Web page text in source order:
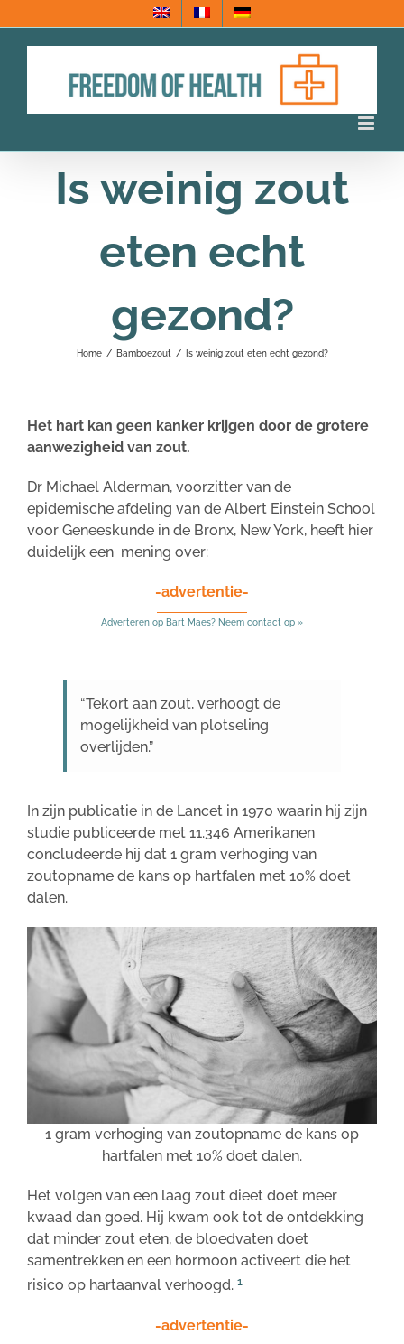
naar
Is weinig zout
eten echt
gezond?
Home / Bamboezout / Is weinig zout eten echt gezond?
Het hart kan geen kanker krijgen door de grotere
aanwezigheid van zout.
Dr Michael Alderman, voorzitter van de
epidemische afdeling van de Albert Einstein School
voor Geneeskunde in de Bronx, New York, heeft hier
duidelijk een mening over:
-advertentie-
Adverteren op Bart Maes? Neem contact op »
“Tekort aan zout, verhoogt de
mogelijkheid van plotseling
overlijden.”
In zijn publicatie in de Lancet in 1970 waarin hij zijn
studie publiceerde met 11.346 Amerikanen
concludeerde hij dat 1 gram verhoging van
zoutopname de kans op hartfalen met 10% doet
dalen.
1 gram verhoging van zoutopname de kans op
hartfalen met 10% doet dalen.
Het volgen van een laag zout dieet doet meer
kwaad dan goed. Hij kwam ook tot de ontdekking
dat minder zout eten, de bloedvaten doet
samentrekken en een hormoon activeert die het
risico op hartaanval verhoogd. 1
-advertentie-